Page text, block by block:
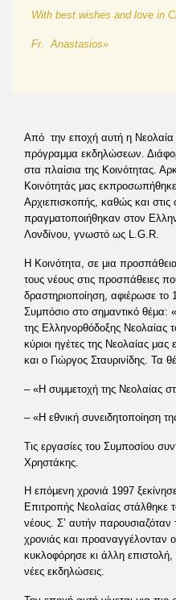
With best wishes and love in
Fr. Anastasios»
Από την εποχή αυτή η Νεολαία
πρόγραμμα εκδηλώσεων.
στα πλαίσια της Κοινότητας.
Κοινότητάς μας
Αρχιεπισκοπής, καθώς και στις
πραγματοποιήθηκαν στον
Λονδίνου, γνωστό ως L.G.R.
Η Κοινότητα, σε μια
τους νέους στις προσπάθειες
δραστηριοποίηση, αφιέρωσε το
Συμπόσιο στο σημαντικό θέμα:
της Ελληνορθόδοξης Νεολαίας
κύριοι ηγέτες της Νεολαίας
και ο Γιώργος Σταυρινίδης. Τα
– «Η συμμετοχή της Νεολαίας
– «Η εθνική συνειδητοποίηση
Τις εργασίες του Συμποσίου
Χρηστάκης.
Η επόμενη χρονιά 1997
Επιτροπής Νεολαίας στάλθηκε
νέους. Σ’ αυτήν
χρονιάς και προαναγγέλονταν
κυκλοφόρησε κι άλλη
νέες εκδηλώσεις.